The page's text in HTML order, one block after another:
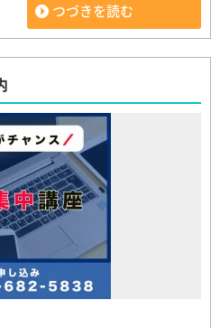
つづきを読む